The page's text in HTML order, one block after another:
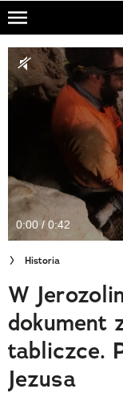
Skip
main
content
NATIONAL
TRAVELER
PODCASTY
Newsletter
Cuda Polski
Wielki Konkurs
Trendbook
Polecane
0:00 / 0:42
Historia
W
dokument
tabliczce.
Jezusa